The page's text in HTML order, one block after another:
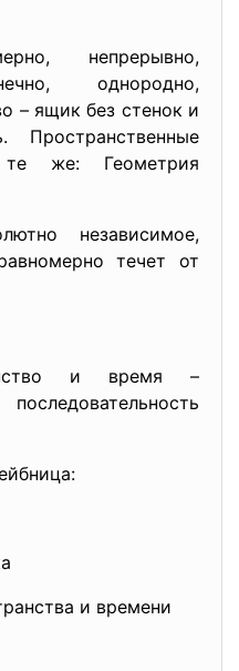
непрерывно,
однородно,
– ящик без стенок и
Пространственные
же: Геометрия
независимое,
течет от
и время –
и времени